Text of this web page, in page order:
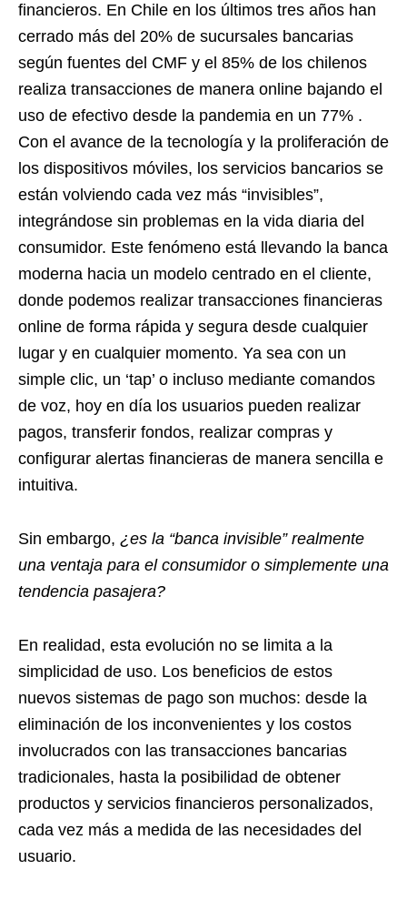
financieros. En Chile en los últimos tres años han
cerrado más del 20% de sucursales bancarias
según fuentes del CMF y el 85% de los chilenos
realiza transacciones de manera online bajando el
uso de efectivo desde la pandemia en un 77% .
Con el avance de la tecnología y la proliferación de
los dispositivos móviles, los servicios bancarios se
están volviendo cada vez más “invisibles”,
integrándose sin problemas en la vida diaria del
consumidor. Este fenómeno está llevando la banca
moderna hacia un modelo centrado en el cliente,
donde podemos realizar transacciones financieras
online de forma rápida y segura desde cualquier
lugar y en cualquier momento. Ya sea con un
simple clic, un ‘tap’ o incluso mediante comandos
de voz, hoy en día los usuarios pueden realizar
pagos, transferir fondos, realizar compras y
configurar alertas financieras de manera sencilla e
intuitiva.
Sin embargo, ¿es la “banca invisible” realmente
una ventaja para el consumidor o simplemente una
tendencia pasajera?
En realidad, esta evolución no se limita a la
simplicidad de uso. Los beneficios de estos
nuevos sistemas de pago son muchos: desde la
eliminación de los inconvenientes y los costos
involucrados con las transacciones bancarias
tradicionales, hasta la posibilidad de obtener
productos y servicios financieros personalizados,
cada vez más a medida de las necesidades del
usuario.